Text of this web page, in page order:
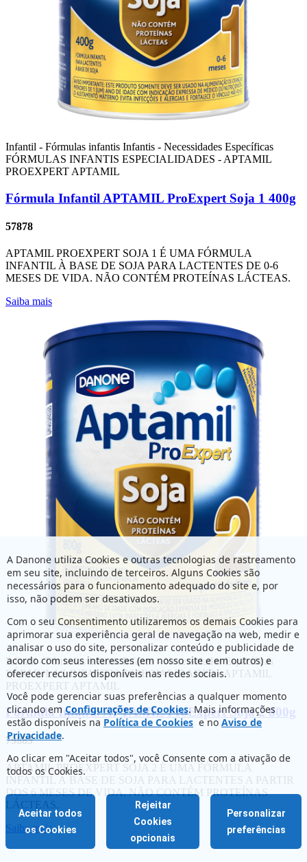
Infantil - Fórmulas infantis Infantis - Necessidades Específicas
FÓRMULAS INFANTIS ESPECIALIDADES - APTAMIL
PROEXPERT APTAMIL
Fórmula Infantil APTAMIL ProExpert Soja 1 400g
57878
APTAMIL PROEXPERT SOJA 1 É UMA FÓRMULA
INFANTIL À BASE DE SOJA PARA LACTENTES DE 0-6
MESES DE VIDA. NÃO CONTÉM PROTEÍNAS LÁCTEAS.
Saiba mais
Infantil - Fórmulas infantisInfantis - Necessidades Específicas
FÓRMULAS INFANTIS ESPECIALIDADES - APTAMIL
PROEXPERT
APTAMIL
Fórmula Infantil APTAMIL ProExpert Soja 2 800g
79885
APTAMIL PROEXPERT SOJA 2 É UMA FÓRMULA
INFANTIL À BASE DE SOJA PARA LACTENTES A PARTIR
DOS 6 MESES DE VIDA. NÃO CONTÉM PROTEÍNAS
LÁCTEAS.
Saiba mais
A Danone utiliza Cookies e outras tecnologias de rastreamento
em seu site, incluindo de terceiros. Alguns Cookies são
necessários para o funcionamento adequado do site e, por
isso, não podem ser desativados.
Com o seu Consentimento utilizaremos os demais Cookies para
aprimorar sua experiência geral de navegação na web, medir e
analisar o uso do site, personalizar conteúdo e publicidade de
acordo com seus interesses (em nosso site e em outros) e
oferecer recursos disponíveis nas redes sociais.
Você pode gerenciar suas preferências a qualquer momento
clicando emConfigurações de Cookies. Mais informações
estão disponíveis naPolítica de Cookiese noAviso de
Privacidade.
Ao clicar em "Aceitar todos", você Consente com a ativação de
todos os Cookies.
Aceitar todos
os Cookies
Rejeitar
Cookies
opcionais
Personalizar
preferências